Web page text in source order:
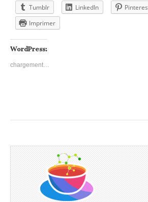
Tumblr
LinkedIn
Imprimer
WordPress:
chargement…